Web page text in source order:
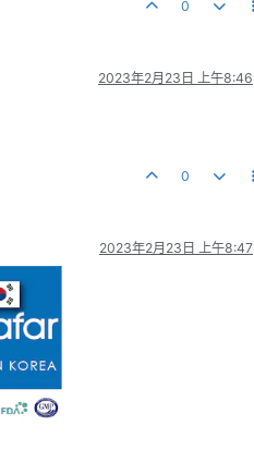
0
2023年2月23日 上午8:46
0
2023年2月23日 上午8:47